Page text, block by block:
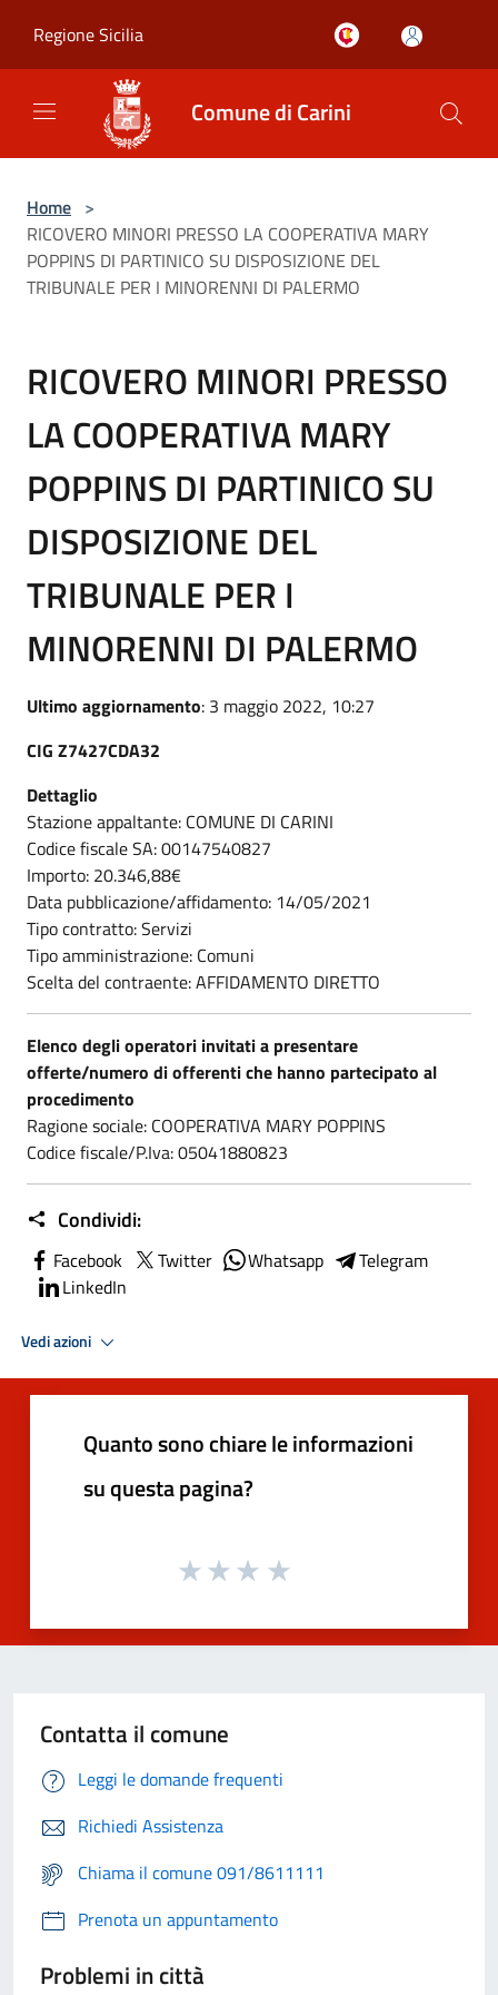
Regione Sicilia
Comune di Carini
Home >
RICOVERO MINORI PRESSO LA COOPERATIVA MARY
POPPINS DI PARTINICO SU DISPOSIZIONE DEL
TRIBUNALE PER I MINORENNI DI PALERMO
RICOVERO MINORI PRESSO
LA COOPERATIVA MARY
POPPINS DI PARTINICO SU
DISPOSIZIONE DEL
TRIBUNALE PER I
MINORENNI DI PALERMO
Ultimo aggiornamento: 3 maggio 2022, 10:27
CIG Z7427CDA32
Dettaglio
Stazione appaltante: COMUNE DI CARINI
Codice fiscale SA: 00147540827
Importo: 20.346,88€
Data pubblicazione/affidamento: 14/05/2021
Tipo contratto: Servizi
Tipo amministrazione: Comuni
Scelta del contraente: AFFIDAMENTO DIRETTO
Elenco degli operatori invitati a presentare
offerte/numero di offerenti che hanno partecipato al
procedimento
Ragione sociale: COOPERATIVA MARY POPPINS
Codice fiscale/P.Iva: 05041880823
Condividi:
Facebook Twitter Whatsapp
Telegram
LinkedIn
Vedi azioni
Quanto sono chiare le informazioni
su questa pagina?
Contatta il comune
Leggi le domande frequenti
Richiedi Assistenza
Chiama il comune 091/8611111
Prenota un appuntamento
Problemi in città